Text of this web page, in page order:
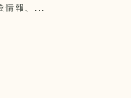
情報、...